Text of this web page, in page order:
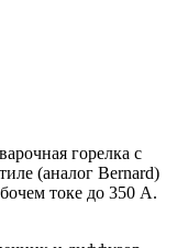
горелка с
(аналог Bernard)
токе до 350 А.